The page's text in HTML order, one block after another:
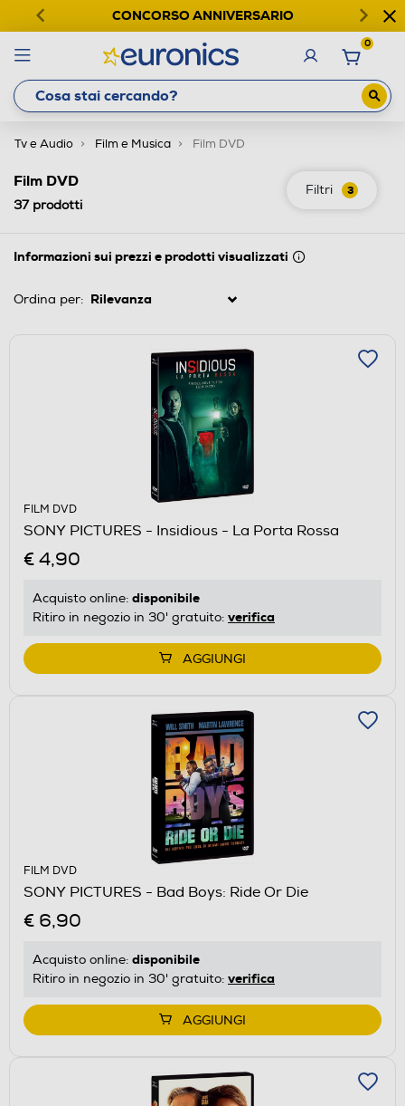
CONCORSO ANNIVERSARIO
0
Tv e Audio Film e Musica Film DVD
Filtri 3
Film DVD
37prodotti
Informazioni sui prezzi e prodotti visualizzati
Ordina per:
FILM DVD
SONY PICTURES - Insidious - La Porta Rossa
€ 4,90
Acquisto online: disponibile
Ritiro in negozio in 30' gratuito: verifica
AGGIUNGI
FILM DVD
SONY PICTURES - Bad Boys: Ride Or Die
€ 6,90
Acquisto online: disponibile
Ritiro in negozio in 30' gratuito: verifica
AGGIUNGI